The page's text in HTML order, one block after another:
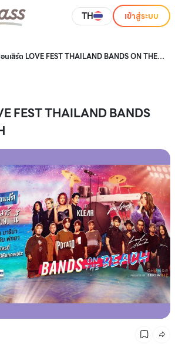
TH เข้าสู่ระบบ
สิร์ต LOVE FEST THAILAND BANDS ON THE
FEST THAILAND BANDS